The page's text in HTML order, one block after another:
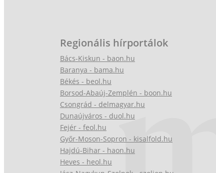
Regionális hírportálok
Bács-Kiskun - baon.hu
Baranya - bama.hu
Békés - beol.hu
Borsod-Abaúj-Zemplén - boon.hu
Csongrád - delmagyar.hu
Dunaújváros - duol.hu
Fejér - feol.hu
Győr-Moson-Sopron - kisalfold.hu
Hajdú-Bihar - haon.hu
Heves - heol.hu